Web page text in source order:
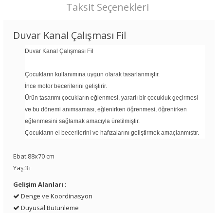
Taksit Seçenekleri
Duvar Kanal Çalışması Fil
Duvar Kanal Çalışması Fil
Çocukların kullanımına uygun olarak tasarlanmıştır.
İnce motor becerilerini geliştirir.
Ürün tasarımı çocukların eğlenmesi, yararlı bir çocukluk geçirmesi
ve bu dönemi anımsaması, eğlenirken öğrenmesi, öğrenirken
eğlenmesini sağlamak amacıyla üretilmiştir.
Çocukların el becerilerini ve hafızalarını geliştirmek amaçlanmıştır.
Ebat:88x70 cm
Yaş:3+
Gelişim Alanları :
Denge ve Koordinasyon
Duyusal Bütünleme